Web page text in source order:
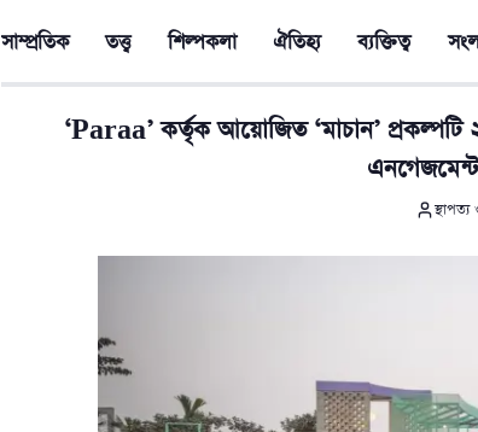
সাম্প্রতিক তত্ত্ব শিল্পকলা ঐতিহ্য ব্যক্তিত্ব
‘Paraa’ কর্তৃক আয়োজিত ‘মাচান’
স্থাপত্য